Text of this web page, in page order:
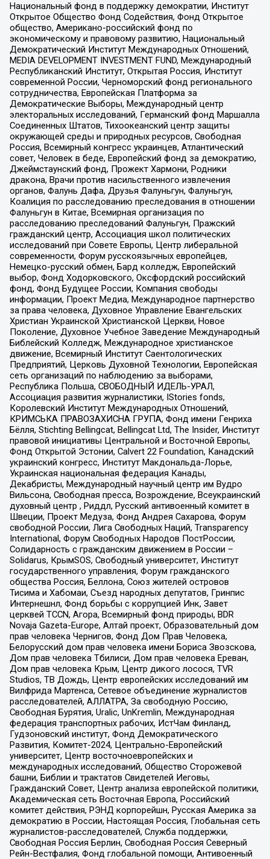
Национальный фонд в поддержку демократии, Институт
Открытое Общество Фонд Содействия, Фонд Открытое
общество, Американо-российский фонд по
экономическому и правовому развитию, Национальный
Демократический Институт Международных Отношений,
MEDIA DEVELOPMENT INVESTMENT FUND, Международный
Республиканский Институт, Открытая Россия, Институт
современной России, Черноморский фонд регионального
сотрудничества, Европейская Платформа за
Демократические Выборы, Международный центр
электоральных исследований, Германский фонд Маршалла
Соединенных Штатов, Тихоокеанский центр защиты
окружающей среды и природных ресурсов, Свободная
Россия, Всемирный конгресс украинцев, Атлантический
совет, Человек в беде, Европейский фонд за демократию,
Джеймстаунский фонд, Прожект Хармони, Родники
дракона, Врачи против насильственного извлечения
органов, Фалунь Дафа, Друзья Фалуньгун, Фалуньгун,
Коалиция по расследованию преследования в отношении
Фалуньгун в Китае, Всемирная организация по
расследованию преследований Фалуньгун, Пражский
гражданский центр, Ассоциация школ политических
исследований при Совете Европы, Центр либеральной
современности, Форум русскоязычных европейцев,
Немецко-русский обмен, Бард колледж, Европейский
выбор, Фонд Ходорковского, Оксфордский российский
фонд, Фонд Будущее России, Компания свободы
информации, Проект Медиа, Международное партнерство
за права человека, Духовное Управление Евангельских
Христиан Украинской Христианской Церкви, Новое
Поколение, Духовное Учебное Заведение Международный
Библейский Колледж, Международное христианское
движение, Всемирный Институт Саентологических
Предприятий, Церковь Духовной Технологии, Европейская
сеть организаций по наблюдению за выборами,
Республика Польша, СВОБОДНЫЙ ИДЕЛЬ-УРАЛ,
Ассоциация развития журналистики, IStories fonds,
Королевский Институт Международных Отношений,
КРИМСЬКА ПРАВОЗАХИСНА ГРУПА, Фонд имени Генриха
Бёлля, Stichting Bellingcat, Bellingcat Ltd, The Insider, Институт
правовой инициативы Центральной и Восточной Европы,
Фонд Открытой Эстонии, Calvert 22 Foundation, Канадский
украинский конгресс, Институт Макдональда-Лорье,
Украинская национальная федерация Канады,
Декабристы, Международный научный центр им Вудро
Вильсона, Свободная пресса, Возрождение, Всеукраинский
духовный центр , Риддл, Русский антивоенный комитет в
Швеции, Проект Медуза, Фонд Андрея Сахарова, Форум
свободной России, Лига Свободных Наций, Transparеncy
International, Форум Свободных Народов ПостРоссии,
Солидарность с гражданским движением в России –
Solidarus, КрымSOS, Свободный университет, Институт
государственного управления, Форум гражданского
общества Россия, Беллона, Союз жителей островов
Тисима и Хабомаи, Съезд народных депутатов, Гринпис
Интернешнл, Фонд борьбы с коррупцией Инк, Завет
церквей TCCN, Агора, Всемирный фонд природы, BDR
Novaja Gazeta-Europe, Алтай проект, Образовательный дом
прав человека Чернигов, Фонд Дом Прав Человека,
Белорусский дом прав человека имени Бориса Звозскова,
Дом прав человека Тбилиси, Дом прав человека Ереван,
Дом прав человека Крым, Центр дикого лосося, TVR
Studios, ТВ Дождь, Центр европейских исследований им
Вилфрида Мартенса, Сетевое объединение журналистов
расследователей, АЛЛАТРА, За свободную Россию,
Свободная Бурятия, Uralic, UnKremlin, Международная
федерация транспортных рабочих, ИстЧам Финланд,
Гудзоновский институт, Фонд Демократического
Развития, Комитет-2024, Центрально-Европейский
университет, Центр восточноевропейских и
международных исследований, Общество Сторожевой
башни, Библии и трактатов Свидетелей Иеговы,
Гражданский Совет, Центр анализа европейской политики,
Академическая сеть Восточная Европа, Российский
комитет действия, РЭНД корпорейшн, Русская Америка за
демократию в России, Настоящая Россия, Глобальная сеть
журналистов-расследователей, Служба поддержки,
Свободная Россия Берлин, Свободная Россия Северный
Рейн-Вестфалия, Фонд глобальной помощи, Антивоенный